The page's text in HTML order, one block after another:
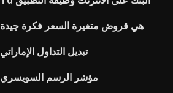
هي قروض متغيرة السعر فكرة جيدة
تبديل التداول الإماراتي
مؤشر الرسم السويسري